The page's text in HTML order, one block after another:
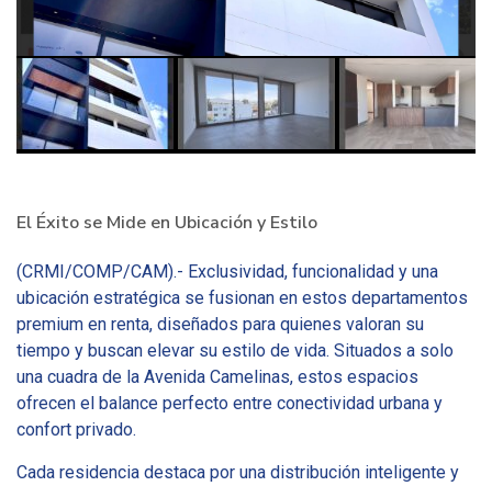
El Éxito se Mide en Ubicación y Estilo
(CRMI/COMP/CAM).- Exclusividad, funcionalidad y una
ubicación estratégica se fusionan en estos departamentos
premium en renta, diseñados para quienes valoran su
tiempo y buscan elevar su estilo de vida. Situados a solo
una cuadra de la Avenida Camelinas, estos espacios
ofrecen el balance perfecto entre conectividad urbana y
confort privado.
Cada residencia destaca por una distribución inteligente y